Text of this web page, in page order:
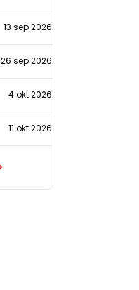
13 sep 2026
26 sep 2026
4 okt 2026
11 okt 2026